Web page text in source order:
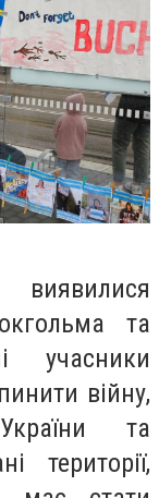
та
учасники
війну,
та
території,